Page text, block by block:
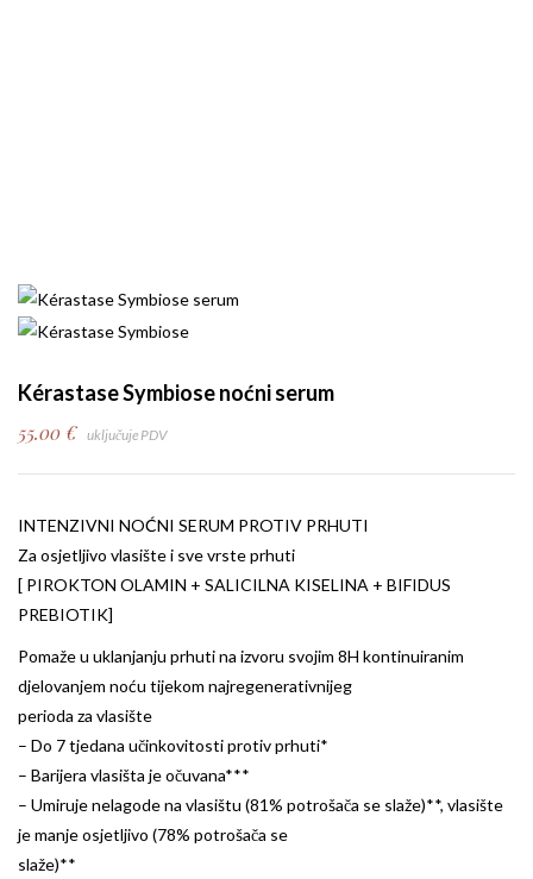
Kérastase Symbiose noćni serum
55.00 € uključuje PDV
INTENZIVNI NOĆNI SERUM PROTIV PRHUTI
Za osjetljivo vlasište i sve vrste prhuti
[ PIROKTON OLAMIN + SALICILNA KISELINA + BIFIDUS
PREBIOTIK]
Pomaže u uklanjanju prhuti na izvoru svojim 8H ​kontinuiranim
djelovanjem noću tijekom najregenerativnijeg
perioda za vlasište
– Do 7 tjedana učinkovitosti protiv prhuti*
– Barijera vlasišta je očuvana***
– Umiruje nelagode na vlasištu (81% potrošača se slaže)**, vlasište
je manje osjetljivo (78% potrošača se
slaže)**